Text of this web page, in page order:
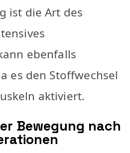
ist die Art des
ebenfalls
es den Stoffwechsel
aktiviert.
Bewegung nach